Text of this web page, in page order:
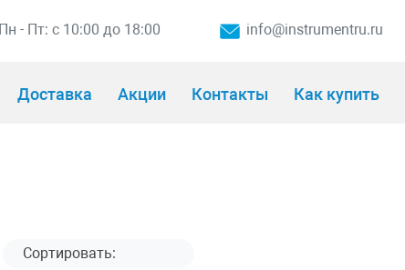
Пн - Пт: с 10:00 до 18:00 info@instrumentru.ru
Доставка Акции Контакты Как купить